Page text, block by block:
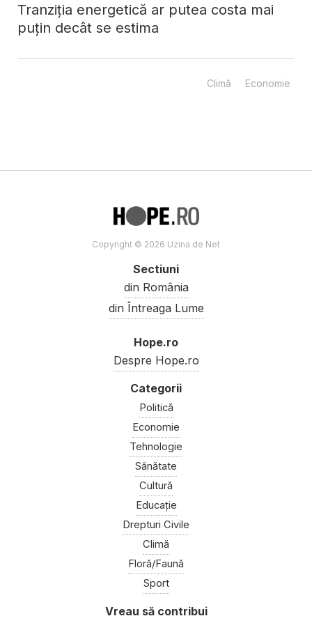
Tranziția energetică ar putea costa mai
puțin decât se estima
Climă Economie
Copyright © 2026 Uzina de Net
Sectiuni
din România
din Întreaga Lume
Hope.ro
Despre Hope.ro
Politică
Economie
Tehnologie
Sănătate
Cultură
Educație
Drepturi Civile
Climă
Floră/Faună
Sport